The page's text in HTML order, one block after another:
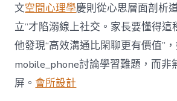
文空間心理學慶則從心思層面剖析
立”才陷溺線上社交。家長要懂得這
他發現“高效溝通比閑聊更有價值”
mobile_phone討論學習難題，而非
屏。會所設計